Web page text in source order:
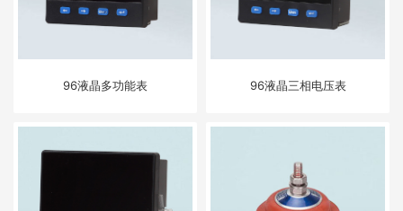
96液晶多功能表 96液晶三相电压表